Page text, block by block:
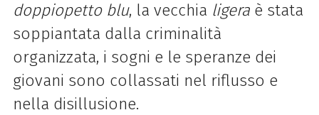
doppiopetto blu, la vecchia ligeraè stata
soppiantata dalla criminalità
organizzata, i sogni e le speranze dei
giovani sono collassati nel riflusso e
nella disillusione.